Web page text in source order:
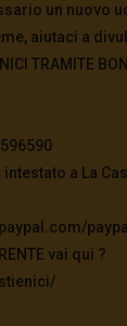
un nuovo
aiutaci a
TRAMITE
intestato a La
vai qui ?